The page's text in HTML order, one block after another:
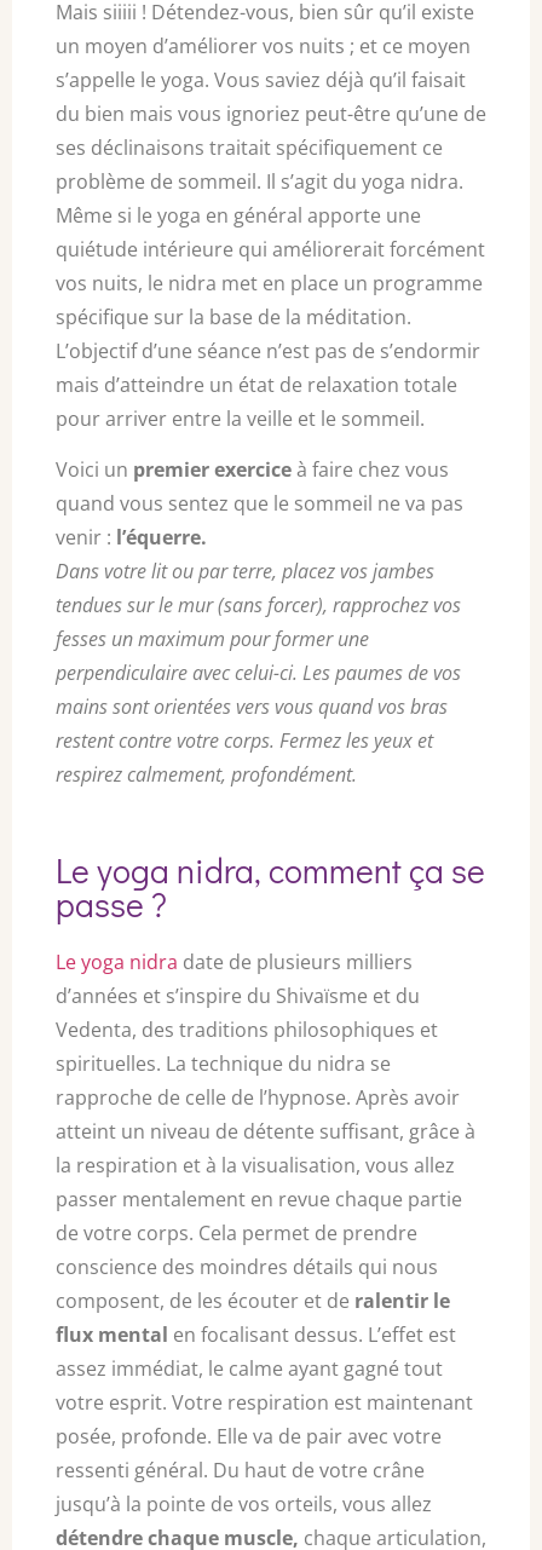
Mais siiiii ! Détendez-vous, bien sûr qu’il existe
un moyen d’améliorer vos nuits ; et ce moyen
s’appelle le yoga. Vous saviez déjà qu’il faisait
du bien mais vous ignoriez peut-être qu’une de
ses déclinaisons traitait spécifiquement ce
problème de sommeil. Il s’agit du yoga nidra.
Même si le yoga en général apporte une
quiétude intérieure qui améliorerait forcément
vos nuits, le nidra met en place un programme
spécifique sur la base de la méditation.
L’objectif d’une séance n’est pas de s’endormir
mais d’atteindre un état de relaxation totale
pour arriver entre la veille et le sommeil.
Voici un premier exerciceà faire chez vous
quand vous sentez que le sommeil ne va pas
venir : l’équerre.
Dans votre lit ou par terre, placez vos jambes
tendues sur le mur (sans forcer), rapprochez vos
fesses un maximum pour former une
perpendiculaire avec celui-ci. Les paumes de vos
mains sont orientées vers vous quand vos bras
restent contre votre corps. Fermez les yeux et
respirez calmement, profondément.
Le yoga nidra, comment ça se
passe ?
Le yoga nidra date de plusieurs milliers
d’années et s’inspire du Shivaïsme et du
Vedenta, des traditions philosophiques et
spirituelles. La technique du nidra se
rapproche de celle de l’hypnose. Après avoir
atteint un niveau de détente suffisant, grâce à
la respiration et à la visualisation, vous allez
passer mentalement en revue chaque partie
de votre corps. Cela permet de prendre
conscience des moindres détails qui nous
composent, de les écouter et de ralentir le
flux mental en focalisant dessus. L’effet est
assez immédiat, le calme ayant gagné tout
votre esprit. Votre respiration est maintenant
posée, profonde. Elle va de pair avec votre
ressenti général. Du haut de votre crâne
jusqu’à la pointe de vos orteils, vous allez
détendre chaque muscle, chaque articulation,